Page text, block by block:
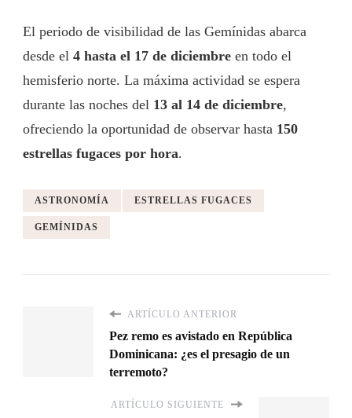
El periodo de visibilidad de las Gemínidas abarca
desde el 4 hasta el 17 de diciembre en todo el
hemisferio norte. La máxima actividad se espera
durante las noches del 13 al 14 de diciembre,
ofreciendo la oportunidad de observar hasta 150
estrellas fugaces por hora.
ASTRONOMÍA ESTRELLAS FUGACES
GEMÍNIDAS
ARTÍCULO ANTERIOR
Pez remo es avistado en República
Dominicana: ¿es el presagio de un
terremoto?
ARTÍCULO SIGUIENTE